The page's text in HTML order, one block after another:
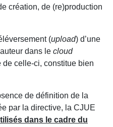
création, de (re)production
(upload) d’une
dans le cloud
celle-ci, constitue bien
de définition de la
par la directive, la CJUE
dans le cadre du